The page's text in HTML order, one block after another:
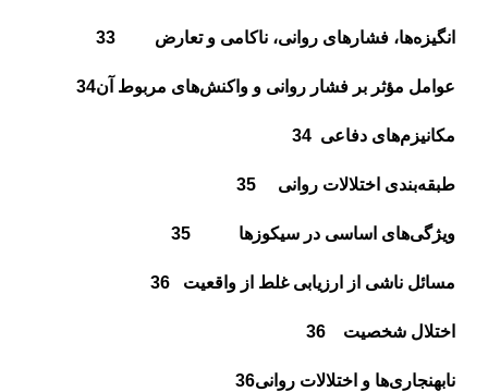
انگيزه‌ها، فشارهاى روانى، ناكامى و تعارض
عوامل مؤثر بر فشار روانى و واكنش‌هاى مربوط آن34
مكانيزم‌هاى دفاعى
طبقه‌بندى اختلالات روانى
ويژگى‌هاى اساسى در سيكوزها
مسائل ناشى از ارزيابى غلط از واقعيت
اختلال شخصيت
نابهنجارى‌ها و اختلالات روانى36